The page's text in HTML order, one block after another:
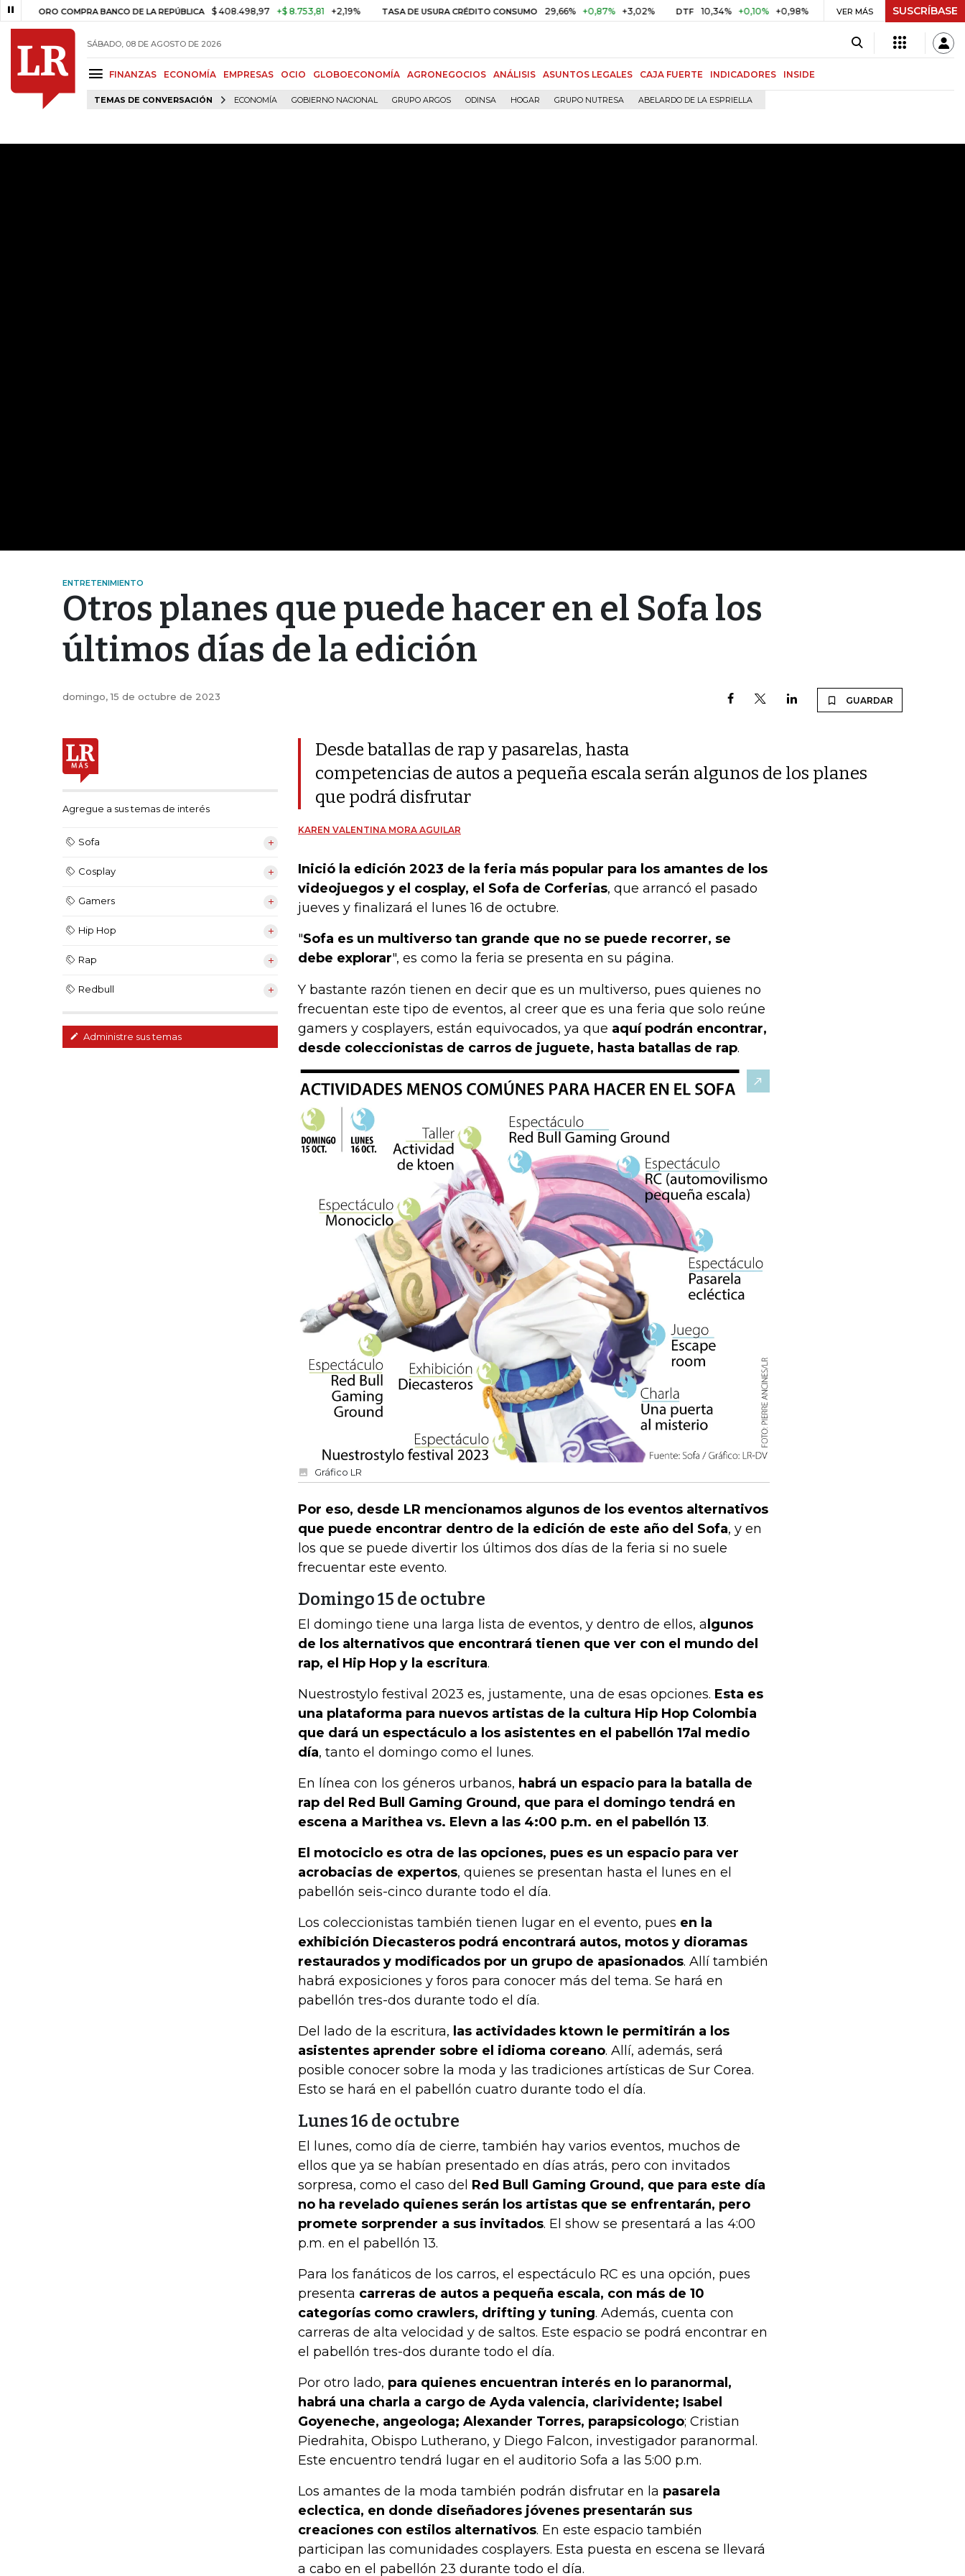
ORO COMPRA BANCO DE LA REPÚBLICA $ 408.498,97 +$ 8.753,81 +2,19% TASA DE USURA CRÉDITO CONSUMO 29,66% +0,87% +3,02% DTF 10,34% +0,10% +0,98% UVR $ 416,96 +$ 0,05 +0,01%
VER MÁS SUSCRÍBASE
SÁBADO, 08 DE AGOSTO DE 2026
FINANZAS ECONOMÍA EMPRESAS OCIO GLOBOECONOMÍA AGRONEGOCIOS ANÁLISIS ASUNTOS LEGALES CAJA FUERTE INDICADORES INSIDE
TEMAS DE CONVERSACIÓN ECONOMÍA GOBIERNO NACIONAL GRUPO ARGOS ODINSA HOGAR GRUPO NUTRESA ABELARDO DE LA ESPRIELLA
ENTRETENIMIENTO
Otros planes que puede hacer en el Sofa los
últimos días de la edición
domingo, 15 de octubre de 2023 GUARDAR
Agregue a sus temas de interés
Sofa
Cosplay
Gamers
Hip Hop
Rap
Redbull
Administre sus temas
Desde batallas de rap y pasarelas, hasta
competencias de autos a pequeña escala serán algunos de los planes
que podrá disfrutar
KAREN VALENTINA MORA AGUILAR
Inició la edición 2023 de la feria más popular para los amantes de los
videojuegos y el cosplay, el Sofa de Corferias, que arrancó el pasado
jueves y finalizará el lunes 16 de octubre.
"Sofa es un multiverso tan grande que no se puede recorrer, se
debe explorar", es como la feria se presenta en su página.
Y bastante razón tienen en decir que es un multiverso, pues quienes no
frecuentan este tipo de eventos, al creer que es una feria que solo reúne
gamers y cosplayers, están equivocados, ya que aquí podrán encontrar,
desde coleccionistas de carros de juguete, hasta batallas de rap.
Gráfico LR
Por eso, desde LR mencionamos algunos de los eventos alternativos
que puede encontrar dentro de la edición de este año del Sofa, y en
los que se puede divertir los últimos dos días de la feria si no suele
frecuentar este evento.
Domingo 15 de octubre
El domingo tiene una larga lista de eventos, y dentro de ellos, a lgunos
de los alternativos que encontrará tienen que ver con el mundo del
rap, el Hip Hop y la escritura.
Nuestrostylo festival 2023 es, justamente, una de esas opciones. Esta es
una plataforma para nuevos artistas de la cultura Hip Hop Colombia
que dará un espectáculo a los asistentes en el pabellón 17al medio
día, tanto el domingo como el lunes.
En línea con los géneros urbanos, habrá un espacio para la batalla de
rap del Red Bull Gaming Ground, que para el domingo tendrá en
escena a Marithea vs. Elevn a las 4:00 p.m. en el pabellón 13.
El motociclo es otra de las opciones, pues es un espacio para ver
acrobacias de expertos, quienes se presentan hasta el lunes en el
pabellón seis-cinco durante todo el día.
Los coleccionistas también tienen lugar en el evento, pues en la
exhibición Diecasteros podrá encontrará autos, motos y dioramas
restaurados y modificados por un grupo de apasionados. Allí también
habrá exposiciones y foros para conocer más del tema. Se hará en
pabellón tres-dos durante todo el día.
Del lado de la escritura, las actividades ktown le permitirán a los
asistentes aprender sobre el idioma coreano. Allí, además, será
posible conocer sobre la moda y las tradiciones artísticas de Sur Corea.
Esto se hará en el pabellón cuatro durante todo el día.
Lunes 16 de octubre
El lunes, como día de cierre, también hay varios eventos, muchos de
ellos que ya se habían presentado en días atrás, pero con invitados
sorpresa, como el caso del Red Bull Gaming Ground, que para este día
no ha revelado quienes serán los artistas que se enfrentarán, pero
promete sorprender a sus invitados. El show se presentará a las 4:00
p.m. en el pabellón 13.
Para los fanáticos de los carros, el espectáculo RC es una opción, pues
presenta carreras de autos a pequeña escala, con más de 10
categorías como crawlers, drifting y tuning. Además, cuenta con
carreras de alta velocidad y de saltos. Este espacio se podrá encontrar en
el pabellón tres-dos durante todo el día.
Por otro lado, para quienes encuentran interés en lo paranormal,
habrá una charla a cargo de Ayda valencia, clarividente; Isabel
Goyeneche, angeologa; Alexander Torres, parapsicologo; Cristian
Piedrahita, Obispo Lutherano, y Diego Falcon, investigador paranormal.
Este encuentro tendrá lugar en el auditorio Sofa a las 5:00 p.m.
Los amantes de la moda también podrán disfrutar en la pasarela
eclectica, en donde diseñadores jóvenes presentarán sus
creaciones con estilos alternativos. En este espacio también
participan las comunidades cosplayers. Esta puesta en escena se llevará
a cabo en el pabellón 23 durante todo el día.